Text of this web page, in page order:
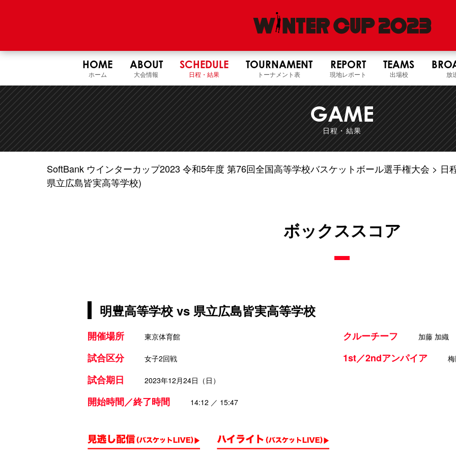
HOME
ホーム
ABOUT
大会情報
SCHEDULE
日程・結果
TOURNAMENT
トーナメント表
REPORT
現地レポート
TEAMS
出場校 放
GAME
日程・結果
SoftBank ウインターカップ2023 令和5年度 第76回全国高等学校バスケットボール選手権大会 日
県立広島皆実高等学校)
ボックススコア
明豊高等学校 vs 県立広島皆実高等学校
開催場所 東京体育館
試合区分 女子2回戦
試合期日 2023年12月24日（日）
開始時間／終了時間 14:12 ／ 15:47
クルーチーフ 加藤 加織
1st／2ndアンパイア